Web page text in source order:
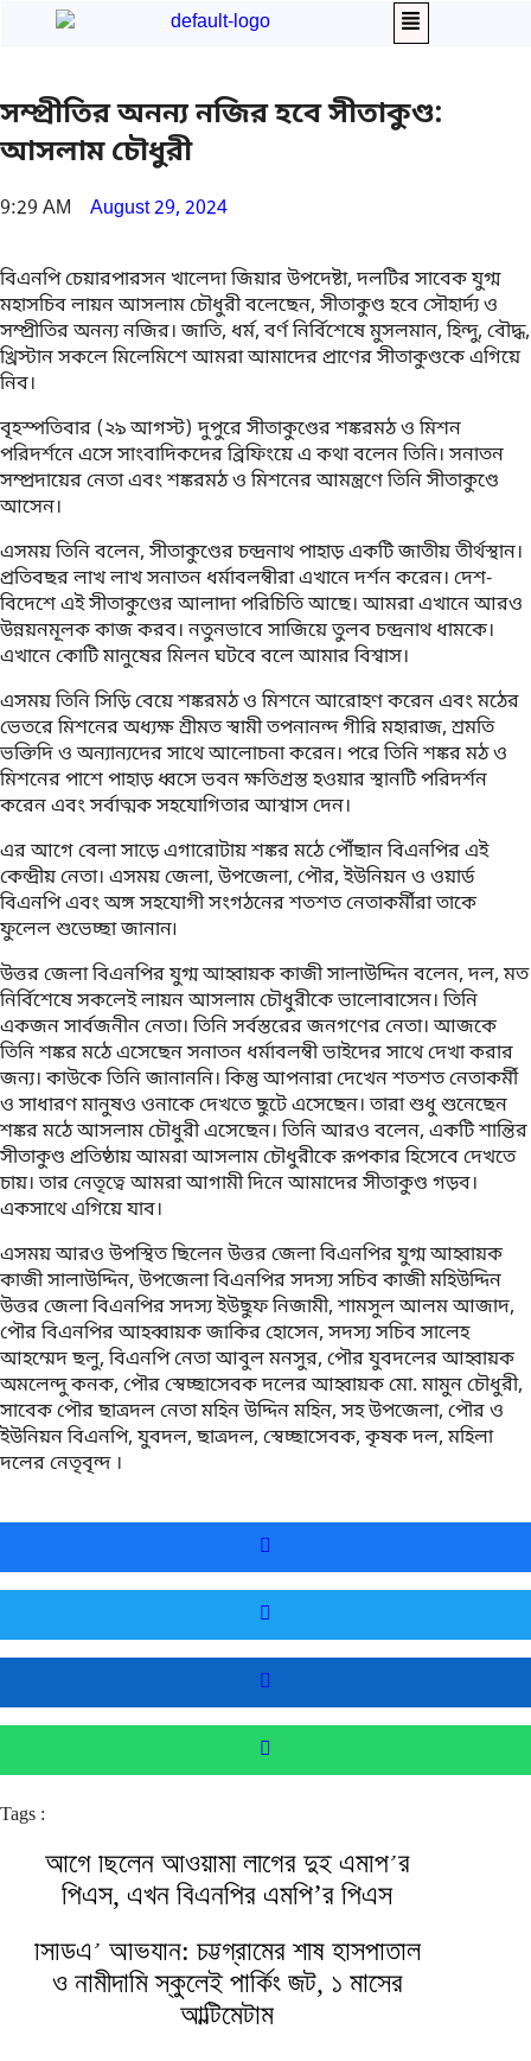
সম্প্রীতির অনন্য নজির হবে সীতাকুণ্ড:
আসলাম চৌধুরী
9:29 AM August 29, 2024
বিএনপি চেয়ারপারসন খালেদা জিয়ার উপদেষ্টা, দলটির সাবেক যুগ্ম
মহাসচিব লায়ন আসলাম চৌধুরী বলেছেন, সীতাকুণ্ড হবে সৌহার্দ্য ও
সম্প্রীতির অনন্য নজির। জাতি, ধর্ম, বর্ণ নির্বিশেষে মুসলমান, হিন্দু, বৌদ্ধ,
খ্রিস্টান সকলে মিলেমিশে আমরা আমাদের প্রাণের সীতাকুণ্ডকে এগিয়ে
নিব।
বৃহস্পতিবার (২৯ আগস্ট) দুপুরে সীতাকুণ্ডের শঙ্করমঠ ও মিশন
পরিদর্শনে এসে সাংবাদিকদের ব্রিফিংয়ে এ কথা বলেন তিনি। সনাতন
সম্প্রদায়ের নেতা এবং শঙ্করমঠ ও মিশনের আমন্ত্রণে তিনি সীতাকুণ্ডে
আসেন।
এসময় তিনি বলেন, সীতাকুণ্ডের চন্দ্রনাথ পাহাড় একটি জাতীয় তীর্থস্থান।
প্রতিবছর লাখ লাখ সনাতন ধর্মাবলম্বীরা এখানে দর্শন করেন। দেশ-
বিদেশে এই সীতাকুণ্ডের আলাদা পরিচিতি আছে। আমরা এখানে আরও
উন্নয়নমূলক কাজ করব। নতুনভাবে সাজিয়ে তুলব চন্দ্রনাথ ধামকে।
এখানে কোটি মানুষের মিলন ঘটবে বলে আমার বিশ্বাস।
এসময় তিনি সিড়ি বেয়ে শঙ্করমঠ ও মিশনে আরোহণ করেন এবং মঠের
ভেতরে মিশনের অধ্যক্ষ শ্রীমত স্বামী তপনানন্দ গীরি মহারাজ, শ্রমতি
ভক্তিদি ও অন্যান্যদের সাথে আলোচনা করেন। পরে তিনি শঙ্কর মঠ ও
মিশনের পাশে পাহাড় ধ্বসে ভবন ক্ষতিগ্রস্ত হওয়ার স্থানটি পরিদর্শন
করেন এবং সর্বাত্মক সহযোগিতার আশ্বাস দেন।
এর আগে বেলা সাড়ে এগারোটায় শঙ্কর মঠে পৌঁছান বিএনপির এই
কেন্দ্রীয় নেতা। এসময় জেলা, উপজেলা, পৌর, ইউনিয়ন ও ওয়ার্ড
বিএনপি এবং অঙ্গ সহযোগী সংগঠনের শতশত নেতাকর্মীরা তাকে
ফুলেল শুভেচ্ছা জানান৷
উত্তর জেলা বিএনপির যুগ্ম আহ্বায়ক কাজী সালাউদ্দিন বলেন, দল, মত
নির্বিশেষে সকলেই লায়ন আসলাম চৌধুরীকে ভালোবাসেন। তিনি
একজন সার্বজনীন নেতা। তিনি সর্বস্তরের জনগণের নেতা। আজকে
তিনি শঙ্কর মঠে এসেছেন সনাতন ধর্মাবলম্বী ভাইদের সাথে দেখা করার
জন্য। কাউকে তিনি জানাননি। কিন্তু আপনারা দেখেন শতশত নেতাকর্মী
ও সাধারণ মানুষও ওনাকে দেখতে ছুটে এসেছেন। তারা শুধু শুনেছেন
শঙ্কর মঠে আসলাম চৌধুরী এসেছেন। তিনি আরও বলেন, একটি শান্তির
সীতাকুণ্ড প্রতিষ্ঠায় আমরা আসলাম চৌধুরীকে রূপকার হিসেবে দেখতে
চায়। তার নেতৃত্বে আমরা আগামী দিনে আমাদের সীতাকুণ্ড গড়ব।
একসাথে এগিয়ে যাব।
এসময় আরও উপস্থিত ছিলেন উত্তর জেলা বিএনপির যুগ্ম আহ্বায়ক
কাজী সালাউদ্দিন, উপজেলা বিএনপির সদস্য সচিব কাজী মহিউদ্দিন
উত্তর জেলা বিএনপির সদস্য ইউছুফ নিজামী, শামসুল আলম আজাদ,
পৌর বিএনপির আহব্বায়ক জাকির হোসেন, সদস্য সচিব সালেহ
আহম্মেদ ছলু, বিএনপি নেতা আবুল মনসুর, পৌর যুবদলের আহ্বায়ক
অমলেন্দু কনক, পৌর স্বেচ্ছাসেবক দলের আহ্বায়ক মো. মামুন চৌধুরী,
সাবেক পৌর ছাত্রদল নেতা মহিন উদ্দিন মহিন, সহ উপজেলা, পৌর ও
ইউনিয়ন বিএনপি, যুবদল, ছাত্রদল, স্বেচ্ছাসেবক, কৃষক দল, মহিলা
দলের নেতৃবৃন্দ ।
Tags :
আগে ছিলেন আওয়ামী লীগের দুই এমপি’র
পিএস, এখন বিএনপির এমপি’র পিএস
সিডিএ’ অভিযান: চট্টগ্রামের শীর্ষ হাসপাতাল
ও নামীদামি স্কুলেই পার্কিং জট, ১ মাসের
আল্টিমেটাম